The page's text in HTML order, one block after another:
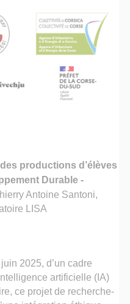
productions d’élèves
Durable-
Antoine Santoni,
LISA
2025, d’un cadre
artificielle (IA)
ce projet de recherche-